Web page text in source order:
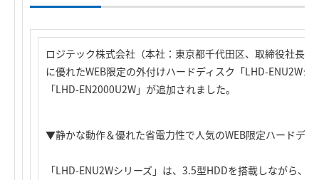
ロジテック株式会社（本社：東京都千代田区、取締役社長
に優れたWEB限定の外付けハードディスク「LHD-ENU2W
「LHD-EN2000U2W」が追加されました。
▼静かな動作＆優れた省電力性で人気のWEB限定ハードデ
「LHD-ENU2Wシリーズ」は、3.5型HDDを搭載しながら、